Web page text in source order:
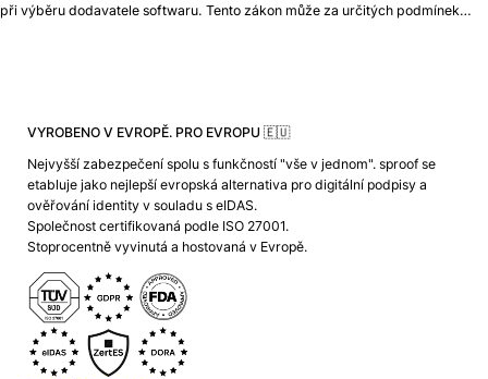
při výběru dodavatele softwaru. Tento zákon může za určitých podmínek…
VYROBENO V EVROPĚ. PRO EVROPU 🇪🇺
Nejvyšší zabezpečení spolu s funkčností "vše v jednom". sproof se
etabluje jako nejlepší evropská alternativa pro digitální podpisy a
ověřování identity v souladu s eIDAS.
Společnost certifikovaná podle ISO 27001.
Stoprocentně vyvinutá a hostovaná v Evropě.